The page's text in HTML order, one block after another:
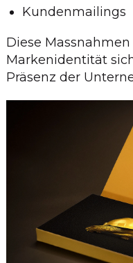
Kundenmailings
Diese
Markenidentität
Präsenz der